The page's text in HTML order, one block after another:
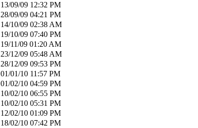
13/09/09 12:32 PM
28/09/09 04:21 PM
14/10/09 02:38 AM
19/10/09 07:40 PM
19/11/09 01:20 AM
23/12/09 05:48 AM
28/12/09 09:53 PM
01/01/10 11:57 PM
01/02/10 04:59 PM
10/02/10 06:55 PM
10/02/10 05:31 PM
12/02/10 01:09 PM
18/02/10 07:42 PM